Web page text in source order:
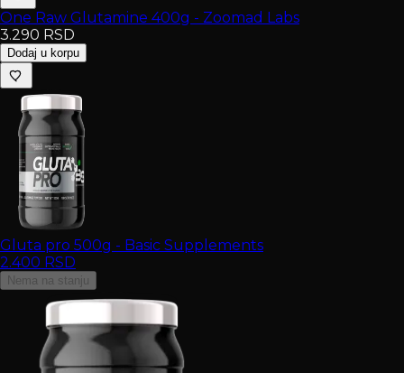
One Raw Glutamine 400g - Zoomad Labs
3.290 RSD
Dodaj u korpu
Gluta pro 500g - Basic Supplements
2.400 RSD
Nema na stanju